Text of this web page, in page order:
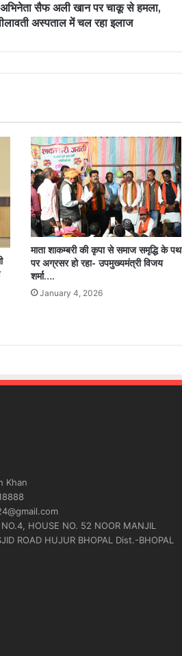
सैफ अली खान पर चाकू से हमला,
अस्पताल में चल रहा इलाज
माता शाकम्बरी की कृपा से समाज समृद्धि के पथ
पर अग्रसर हो रहा- उपमुख्यमंत्री विजय
शर्मा….
January 4, 2026
Khan
HOUSE NO. 52 NOOR MANJIL
ROAD HUJUR BHOPAL Dist.-BHOPAL